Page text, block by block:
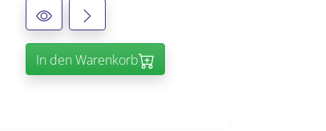
In den Warenkorb